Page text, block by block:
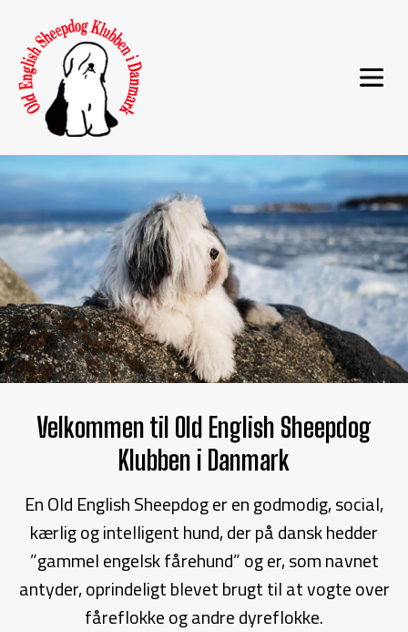
Velkommen til Old English Sheepdog
Klubben i Danmark
En Old English Sheepdog er en godmodig, social,
kærlig og intelligent hund, der på dansk hedder
”gammel engelsk fårehund” og er, som navnet
antyder, oprindeligt blevet brugt til at vogte over
fåreflokke og andre dyreflokke.